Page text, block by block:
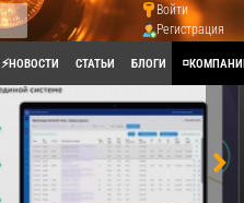
Войти
Регистрация
⚡НОВОСТИ СТАТЬИ БЛОГИ